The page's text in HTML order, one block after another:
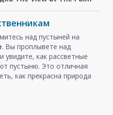
над пустыней на
. Вы проплывете над
как рассветные
пустыню. Это отличная
как прекрасна природа